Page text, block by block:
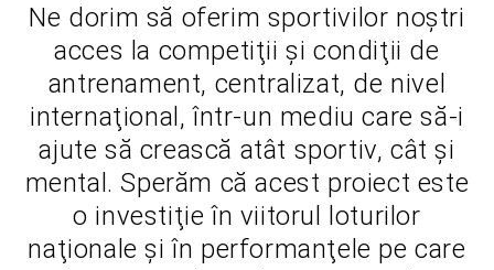
Ne dorim să oferim sportivilor noştri
acces la competiţii şi condiţii de
antrenament, centralizat, de nivel
internaţional, într-un mediu care să-i
ajute să crească atât sportiv, cât şi
mental. Sperăm că acest proiect este
o investiţie în viitorul loturilor
naţionale şi în performanţele pe care